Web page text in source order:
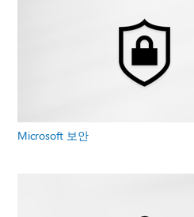
Microsoft 보안